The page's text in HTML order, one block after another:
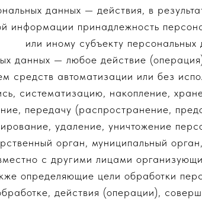
данных — действия, в
информации принадлежность
или иному субъекту персональных
данных — любое действие
средств автоматизации или без
систематизацию, накопление,
передачу (распространение,
удаление, уничтожение
орган, муниципальный
с другими лицами
определяющие цели обработки
действия (операции),